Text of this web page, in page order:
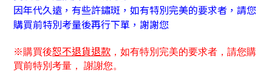
因年代久遠，有些許鏽斑， 如有特別完美的要求者， 請您
購買前特別考量後再行下單，謝謝您
※購買後恕不退貨退款 ，如有特別完美的要求者， 請您購
買前特別考量，
謝謝您。